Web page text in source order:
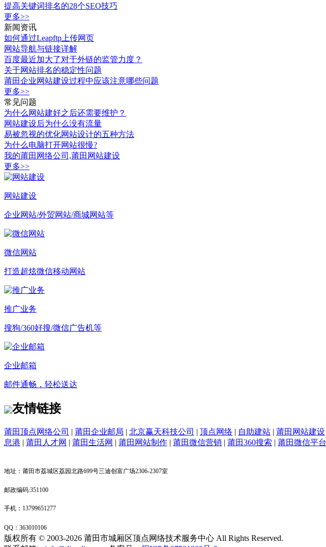
提高关键词排名的28个SEO技巧
更多>>
新闻资讯
如何通过Leapftp上传网页
网站导航与链接详解
百度最近加大了对于外链的监管力度？
关于网站排名的稳定性问题
莆田企业网站建设过程中应该注意哪些问题
更多>>
常见问题
为什么网站建好之后还需要维护？
网站建设后为什么没有流量
易被忽视的优化网站设计的五种方法
为什么电脑打开网站很慢?
我的莆田网络公司,莆田网站建设
更多>>
网站建设
企业网站/外贸网站/商城网站等
微信网站
打造超炫微信移动网站
推广业务
搜狗/360好搜/微信广告机等
企业邮箱
邮件通畅，轻松送达
友情链接
莆田顶点网络公司 | 莆田企业邮局 | 北京赢天科技公司 | 顶点网络 | 自助建站 | 莆田网站建设
息港 | 莆田人才网 | 莆田生活网 | 莆田网站制作 | 莆田微信营销 | 莆田360搜索 | 莆田微信平台
地址：莆田市荔城区荔园北路699号三迪创富广场2306-2307室
邮政编码:351100
手机：13799651277
QQ： 363010106
版权所有 © 2003-2026 莆田市城厢区顶点网络技术服务中心 All Rights Reserved.